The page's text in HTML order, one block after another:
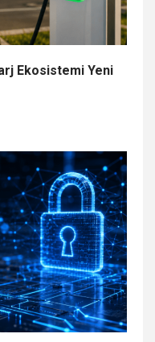
Ekosistemi Yeni